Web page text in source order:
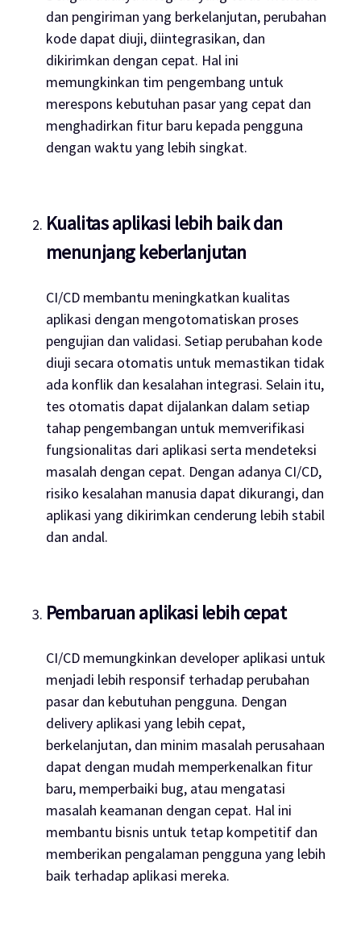
dan pengiriman yang berkelanjutan, perubahan
kode dapat diuji, diintegrasikan, dan
dikirimkan dengan cepat. Hal ini
memungkinkan tim pengembang untuk
merespons kebutuhan pasar yang cepat dan
menghadirkan fitur baru kepada pengguna
dengan waktu yang lebih singkat.
Kualitas aplikasi lebih baik dan
menunjang keberlanjutan
CI/CD membantu meningkatkan kualitas
aplikasi dengan mengotomatiskan proses
pengujian dan validasi. Setiap perubahan kode
diuji secara otomatis untuk memastikan tidak
ada konflik dan kesalahan integrasi. Selain itu,
tes otomatis dapat dijalankan dalam setiap
tahap pengembangan untuk memverifikasi
fungsionalitas dari aplikasi serta mendeteksi
masalah dengan cepat. Dengan adanya CI/CD,
risiko kesalahan manusia dapat dikurangi, dan
aplikasi yang dikirimkan cenderung lebih stabil
dan andal.
Pembaruan aplikasi lebih cepat
CI/CD memungkinkan developer aplikasi untuk
menjadi lebih responsif terhadap perubahan
pasar dan kebutuhan pengguna. Dengan
delivery aplikasi yang lebih cepat,
berkelanjutan, dan minim masalah perusahaan
dapat dengan mudah memperkenalkan fitur
baru, memperbaiki bug, atau mengatasi
masalah keamanan dengan cepat. Hal ini
membantu bisnis untuk tetap kompetitif dan
memberikan pengalaman pengguna yang lebih
baik terhadap aplikasi mereka.